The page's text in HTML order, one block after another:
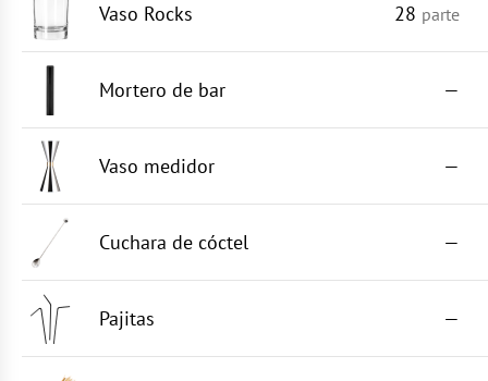
Vaso Rocks 28 parte
Mortero de bar —
Vaso medidor —
Cuchara de cóctel —
Pajitas —